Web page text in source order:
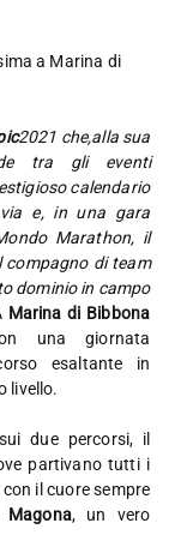
di
2021 che,alla sua
tra gli eventi
calendario
e, in una gara
Marathon, il
compagno di team
dominio in campo
Marina di Bibbona
una giornata
esaltante in
livello.
due percorsi, il
partivano tutti i
il cuore sempre
Magona, un vero